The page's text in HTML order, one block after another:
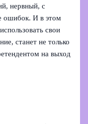
нервный, с
ошибок. И в этом
свои
станет не только
на выход